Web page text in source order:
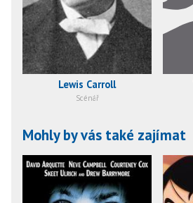
Lewis Carroll
Scénář
Mohly by vás také zajímat